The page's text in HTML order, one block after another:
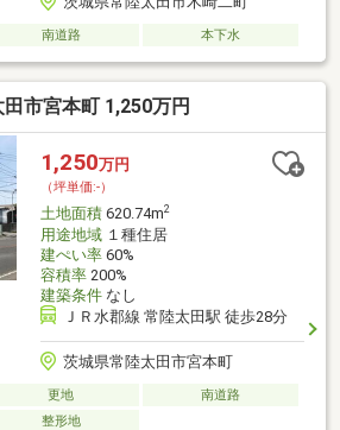
南道路 本下水
市宮本町 1,250万円
1,250万円
（坪単価:-）
土地面積620.74m2
用途地域１種住居
建ぺい率60%
容積率200%
建築条件なし
ＪＲ水郡線 常陸太田駅 徒歩28分
茨城県常陸太田市宮本町
更地
南道路
整形地